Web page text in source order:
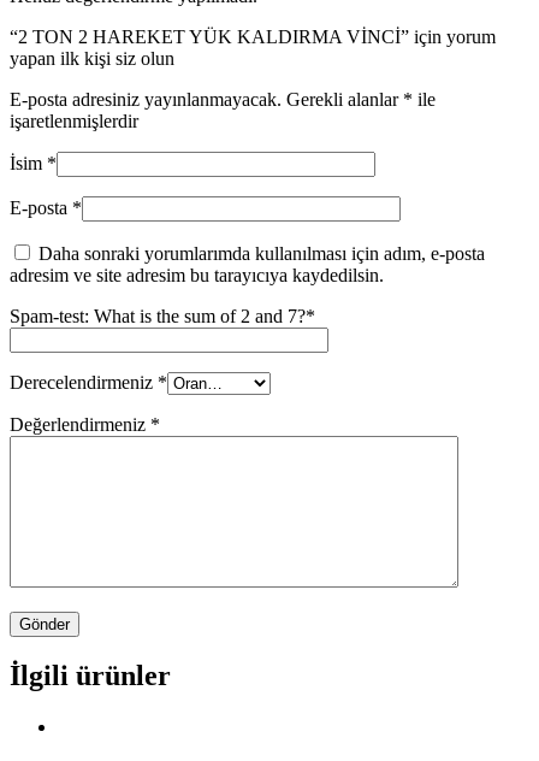
“2 TON 2 HAREKET YÜK KALDIRMA VİNCİ” için yorum
yapan ilk kişi siz olun
E-posta adresiniz yayınlanmayacak. Gerekli alanlar * ile
işaretlenmişlerdir
İsim *
E-posta *
Daha sonraki yorumlarımda kullanılması için adım, e-posta
adresim ve site adresim bu tarayıcıya kaydedilsin.
Spam-test: What is the sum of 2 and 7?*
Derecelendirmeniz *
Değerlendirmeniz *
İlgili ürünler